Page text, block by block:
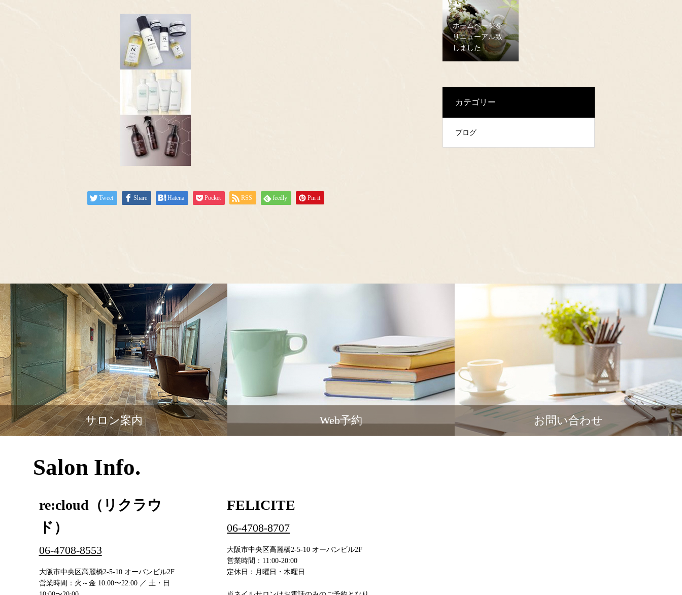
Tweet Share Hatena Pocket RSS feedly Pin it
ホームページを
リニューアル致
しました
カテゴリー
ブログ
サロン案内 Web予約 お問い合わせ
Salon Info.
re:cloud（リクラウ
ド）
06-4708-8553
大阪市中央区高麗橋2-5-10 オーバンビル2F
営業時間：火～金 10:00〜22:00 ／ 土・日
FELICITE
06-4708-8707
大阪市中央区高麗橋2-5-10 オーバンビル2F
営業時間：11:00-20:00
定休日：月曜日・木曜日